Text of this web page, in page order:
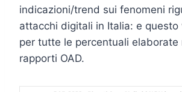
indicazioni/trend sui fenomeni
attacchi digitali in Italia: e questo
per tutte le percentuali elaborate
rapporti OAD.